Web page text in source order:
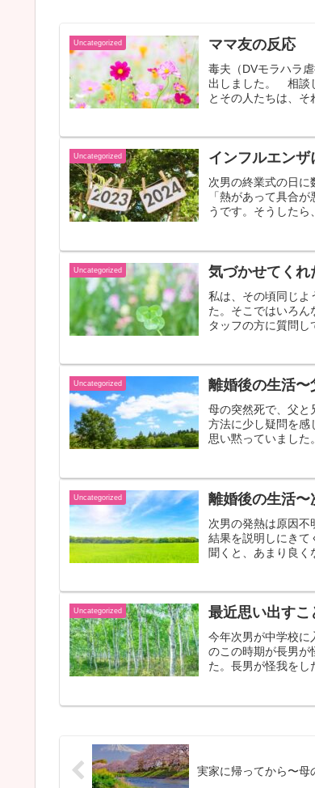
Uncategorized ママ友の反応
毒夫（DVモラハラ
出しました。 相談
とその人たちは、そ
Uncategorized インフルエンザ
次男の終業式の日に
「熱があって具合
うです。そうした
Uncategorized 気づかせてくれ
私は、その頃同じよ
た。そこではいろ
タッフの方に質問し
Uncategorized 離婚後の生活〜
母の突然死で、父と
方法に少し疑問を感
思い黙っていまし
Uncategorized 離婚後の生活
次男の発熱は原因
結果を説明しにきて
聞くと、あまり良く
Uncategorized 最近思い出すこ
今年次男が中学校に
のこの時期が長男が
た。長男が怪我をし
実家に帰ってから〜母